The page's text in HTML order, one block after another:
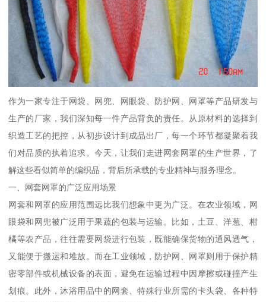
作为一家专注于网袋、网兜、网眼袋、防护网、网罩等产品研发与
生产的厂家，我们深知每一件产品背负的责任。从原材料的选择到
织造工艺的把控，从初步设计到成品出厂，每一个环节都凝聚着我
们对品质的执着追求。今天，让我们走进网套网罩的生产世界，了
解这些看似简单的编织品，背后所承载的专业精神与服务理念。
一、网套网罩的广泛应用场景
网套和网罩的应用范围远比我们想象中更为广泛。在农业领域，网
眼袋和网兜被广泛用于果蔬的包装与运输。比如，土豆、洋葱、柑
橘等农产品，往往需要网袋进行包装，既能确保货物的通风透气，
又能便于搬运和堆放。而在工业领域，防护网、网罩则用于保护精
密零部件或机械设备的表面，避免在运输过程中因摩擦或碰撞产生
划痕。此外，沐浴用品中的网套、特殊行业所需的卡头袋、各种特